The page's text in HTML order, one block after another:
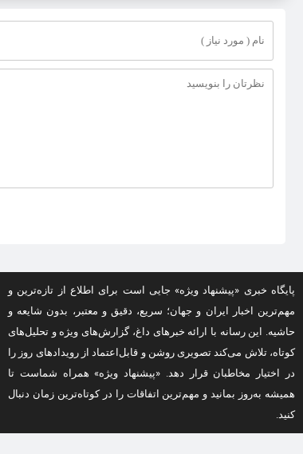
پایگاه خبری «پیشنهاد ویژه» جایی است برای اطلاع از تازه‌ترین و
مهم‌ترین اخبار ایران و جهان؛ سریع، دقیق و معتبر، بدون شایعه و
حاشیه. این رسانه با ارائه خبرهای داغ، گزارش‌های ویژه و تحلیل‌های
کوتاه، تلاش می‌کند تصویری روشن و قابل‌اعتماد از رویدادهای روز را
در اختیار مخاطبان قرار دهد. «پیشنهاد ویژه» همراه شماست تا
همیشه به‌روز بمانید و مهم‌ترین اتفاقات را در کوتاه‌ترین زمان دنبال
کنید.